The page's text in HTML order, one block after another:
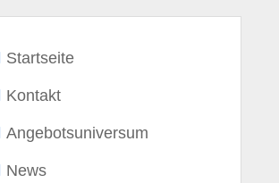
Startseite
Kontakt
Angebotsuniversum
News